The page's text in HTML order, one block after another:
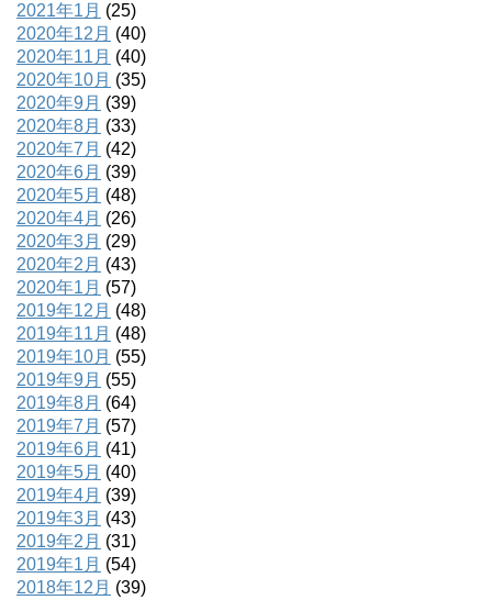
2021年1月 (25)
2020年12月 (40)
2020年11月 (40)
2020年10月 (35)
2020年9月 (39)
2020年8月 (33)
2020年7月 (42)
2020年6月 (39)
2020年5月 (48)
2020年4月 (26)
2020年3月 (29)
2020年2月 (43)
2020年1月 (57)
2019年12月 (48)
2019年11月 (48)
2019年10月 (55)
2019年9月 (55)
2019年8月 (64)
2019年7月 (57)
2019年6月 (41)
2019年5月 (40)
2019年4月 (39)
2019年3月 (43)
2019年2月 (31)
2019年1月 (54)
2018年12月 (39)